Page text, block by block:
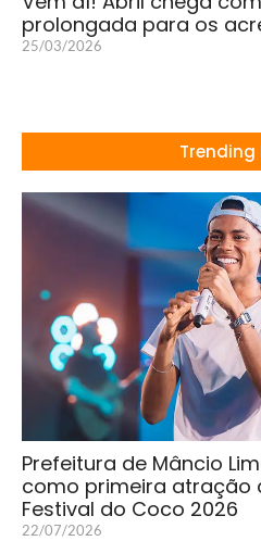
prolongada para os
25/03/2026
Trending
Prefeitura de Mâncio
como primeira atração
Festival do Coco 2026
22/07/2026